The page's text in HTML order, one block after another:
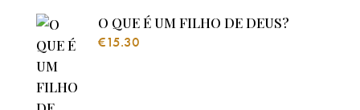
O QUE É UM FILHO DE DEUS?
€15.30